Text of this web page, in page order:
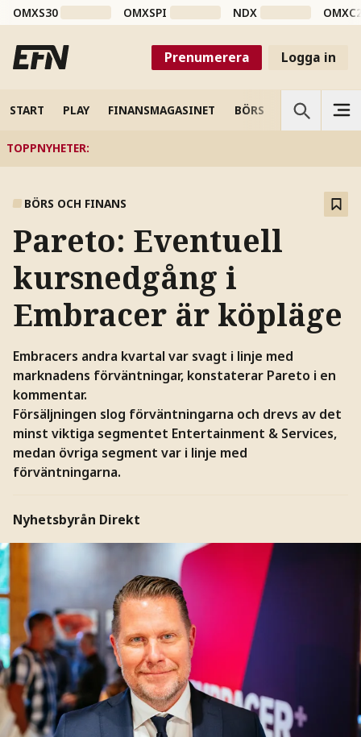
OMXS30 OMXSPI NDX
Prenumerera Logga in
START PLAY FINANSMAGASINET BÖRS VETENSKAP
TOPPNYHETER:
BÖRS OCH FINANS
Pareto: Eventuell
kursnedgång i
Embracer är köpläge
Embracers andra kvartal var svagt i linje med
marknadens förväntningar, konstaterar Pareto i en
kommentar.
Försäljningen slog förväntningarna och drevs av det
minst viktiga segmentet Entertainment & Services,
medan övriga segment var i linje med
förväntningarna.
Nyhetsbyrån Direkt